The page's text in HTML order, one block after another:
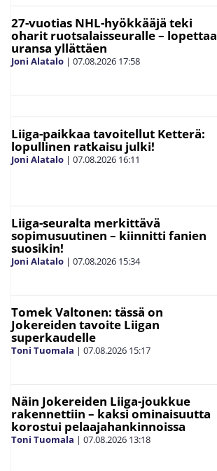
27-vuotias NHL-hyökkääjä teki
oharit ruotsalaisseuralle – lopettaa
uransa yllättäen
Joni Alatalo | 07.08.2026 17:58
Liiga-paikkaa tavoitellut Ketterä:
lopullinen ratkaisu julki!
Joni Alatalo | 07.08.2026 16:11
Liiga-seuralta merkittävä
sopimusuutinen – kiinnitti fanien
suosikin!
Joni Alatalo | 07.08.2026 15:34
Tomek Valtonen: tässä on
Jokereiden tavoite Liigan
superkaudelle
Toni Tuomala | 07.08.2026 15:17
Näin Jokereiden Liiga-joukkue
rakennettiin – kaksi ominaisuutta
korostui pelaajahankinnoissa
Toni Tuomala | 07.08.2026 13:18